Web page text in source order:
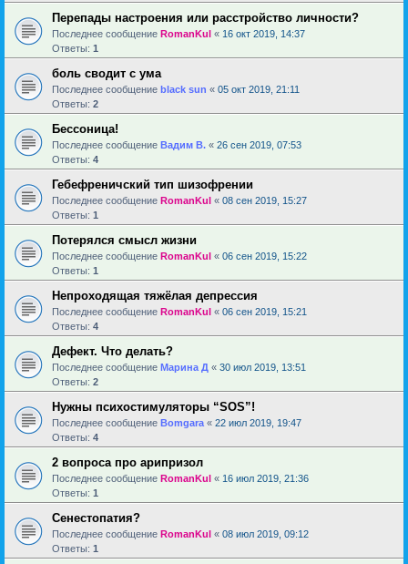
Перепады настроения или расстройство личности?
Последнее сообщение RomanKul « 16 окт 2019, 14:37
Ответы: 1
боль сводит с ума
Последнее сообщение black sun « 05 окт 2019, 21:11
Ответы: 2
Бессоница!
Последнее сообщение Вадим В. « 26 сен 2019, 07:53
Ответы: 4
Гебефреничский тип шизофрении
Последнее сообщение RomanKul « 08 сен 2019, 15:27
Ответы: 1
Потерялся смысл жизни
Последнее сообщение RomanKul « 06 сен 2019, 15:22
Ответы: 1
Непроходящая тяжёлая депрессия
Последнее сообщение RomanKul « 06 сен 2019, 15:21
Ответы: 4
Дефект. Что делать?
Последнее сообщение Марина Д « 30 июл 2019, 13:51
Ответы: 2
Нужны психостимуляторы “SOS”!
Последнее сообщение Bomgara « 22 июл 2019, 19:47
Ответы: 4
2 вопроса про арипризол
Последнее сообщение RomanKul « 16 июл 2019, 21:36
Ответы: 1
Сенестопатия?
Последнее сообщение RomanKul « 08 июл 2019, 09:12
Ответы: 1